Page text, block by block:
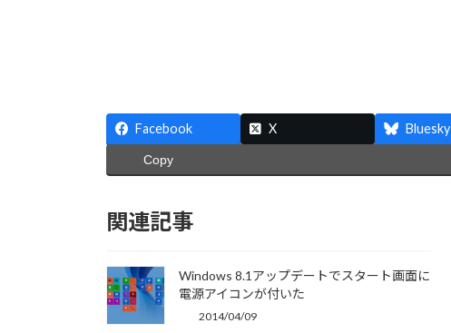
Facebook X Bluesky
Copy
関連記事
Windows 8.1アップデートでスタート画面に
電源アイコンが付いた
2014/04/09